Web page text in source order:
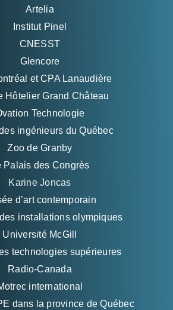
Artelia
Institut Pinel
CNESST
Glencore
et CPA Lanaudière
Hôtelier Grand Château
Technologie
des ingénieurs du Québec
Zoo de Granby
Palais des Congrès
Karine Joncas
d’art contemporain
installations olympiques
Université McGill
technologies supérieures
Radio-Canada
international
dans la province de Québec